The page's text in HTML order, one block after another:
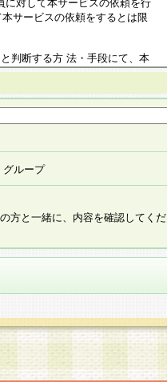
に対して本サービスの依頼を行
サービスの依頼をするとは限
判断する方 法・手段にて、本
します。改定後の本規約等
諸規定については、会員に対
れか早い時期をもってその効
由な意思で提 供いただいたも
情報の提供を希望されない場
供されないことによって、当
ますことを予めご了承くださ
訂正・追加・ 利用停止等を求
た場合に限り、法令に準拠し
を全て完了し、当社が承認した
グループ
方と一緒に、内容を確認してくだ